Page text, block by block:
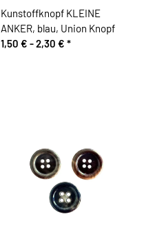
Kunstoffknopf KLEINE
ANKER, blau, Union Knopf
1,50 € -2,30 € *